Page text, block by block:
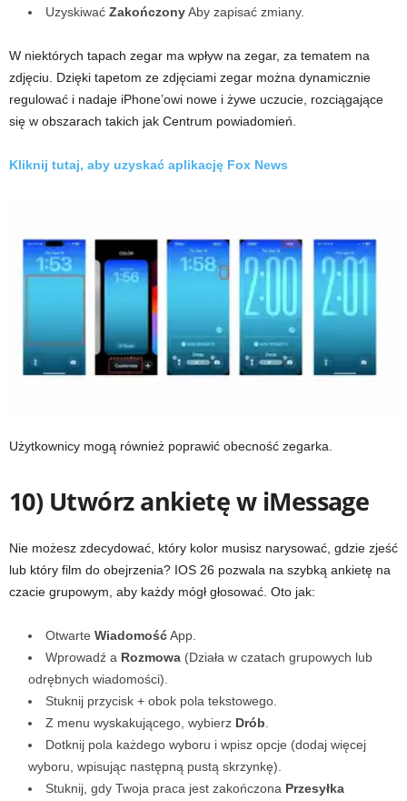
Uzyskiwać ZakończonyAby zapisać zmiany.
W niektórych tapach zegar ma wpływ na zegar, za tematem na
zdjęciu. Dzięki tapetom ze zdjęciami zegar można dynamicznie
regulować i nadaje iPhone’owi nowe i żywe uczucie, rozciągające
się w obszarach takich jak Centrum powiadomień.
Kliknij tutaj, aby uzyskać aplikację Fox News
Użytkownicy mogą również poprawić obecność zegarka.
10) Utwórz ankietę w iMessage
Nie możesz zdecydować, który kolor musisz narysować, gdzie zjeść
lub który film do obejrzenia? IOS 26 pozwala na szybką ankietę na
czacie grupowym, aby każdy mógł głosować. Oto jak:
Otwarte WiadomośćApp.
Wprowadź a Rozmowa (Działa w czatach grupowych lub
odrębnych wiadomości).
Stuknij przycisk + obok pola tekstowego.
Z menu wyskakującego, wybierz Drób
Dotknij pola każdego wyboru i wpisz opcje (dodaj więcej
wyboru, wpisując następną pustą skrzynkę).
Stuknij, gdy Twoja praca jest zakończona Przesyłka